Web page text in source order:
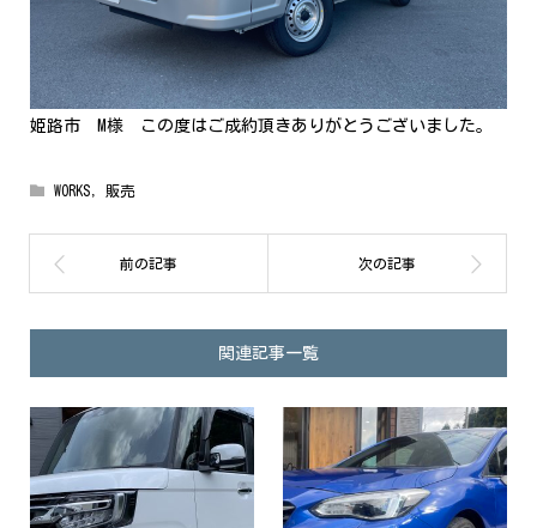
姫路市 M様 この度はご成約頂きありがとうございました。
WORKS 販売
関連記事一覧